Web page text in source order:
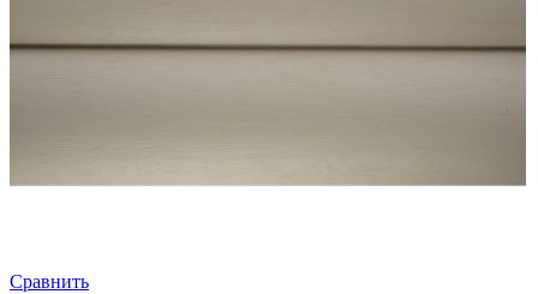
Сравнить